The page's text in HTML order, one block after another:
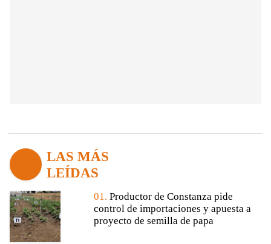
LAS MÁS
LEÍDAS
01. Productor de Constanza pide
control de importaciones y apuesta a
proyecto de semilla de papa